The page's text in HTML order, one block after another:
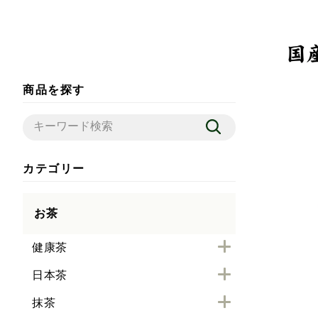
商品を探す
カテゴリー
お茶
健康茶
日本茶
抹茶